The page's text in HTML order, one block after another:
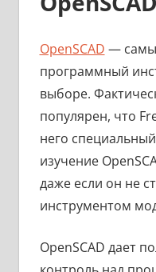
OpenSCAD —
программный
выборе.
популярен, что
него
изучение
даже если он не
инструментом
OpenSCAD дает